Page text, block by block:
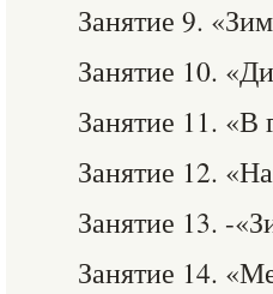
Занятие 9.
Занятие 10.
Занятие 11. «В
Занятие 12.
Занятие 13. -
Занятие 14.